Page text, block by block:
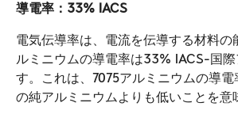
導電率：33% IACS
電気伝導率は、電流を伝導する材料の
ルミニウムの導電率は33% IACS-国
す。これは、7075アルミニウムの導
の純アルミニウムよりも低いことを意